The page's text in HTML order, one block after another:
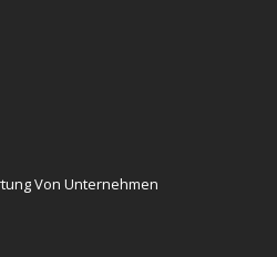
Von Unternehmen